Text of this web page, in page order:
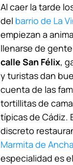
Al caer la tarde
del barrio de La
empiezan a
llenarse de
calle San Félix,
y turistas dan
cuenta de las
tortillitas de
típicas de Cádiz.
discreto
Marmita de Ancha
especialidad es